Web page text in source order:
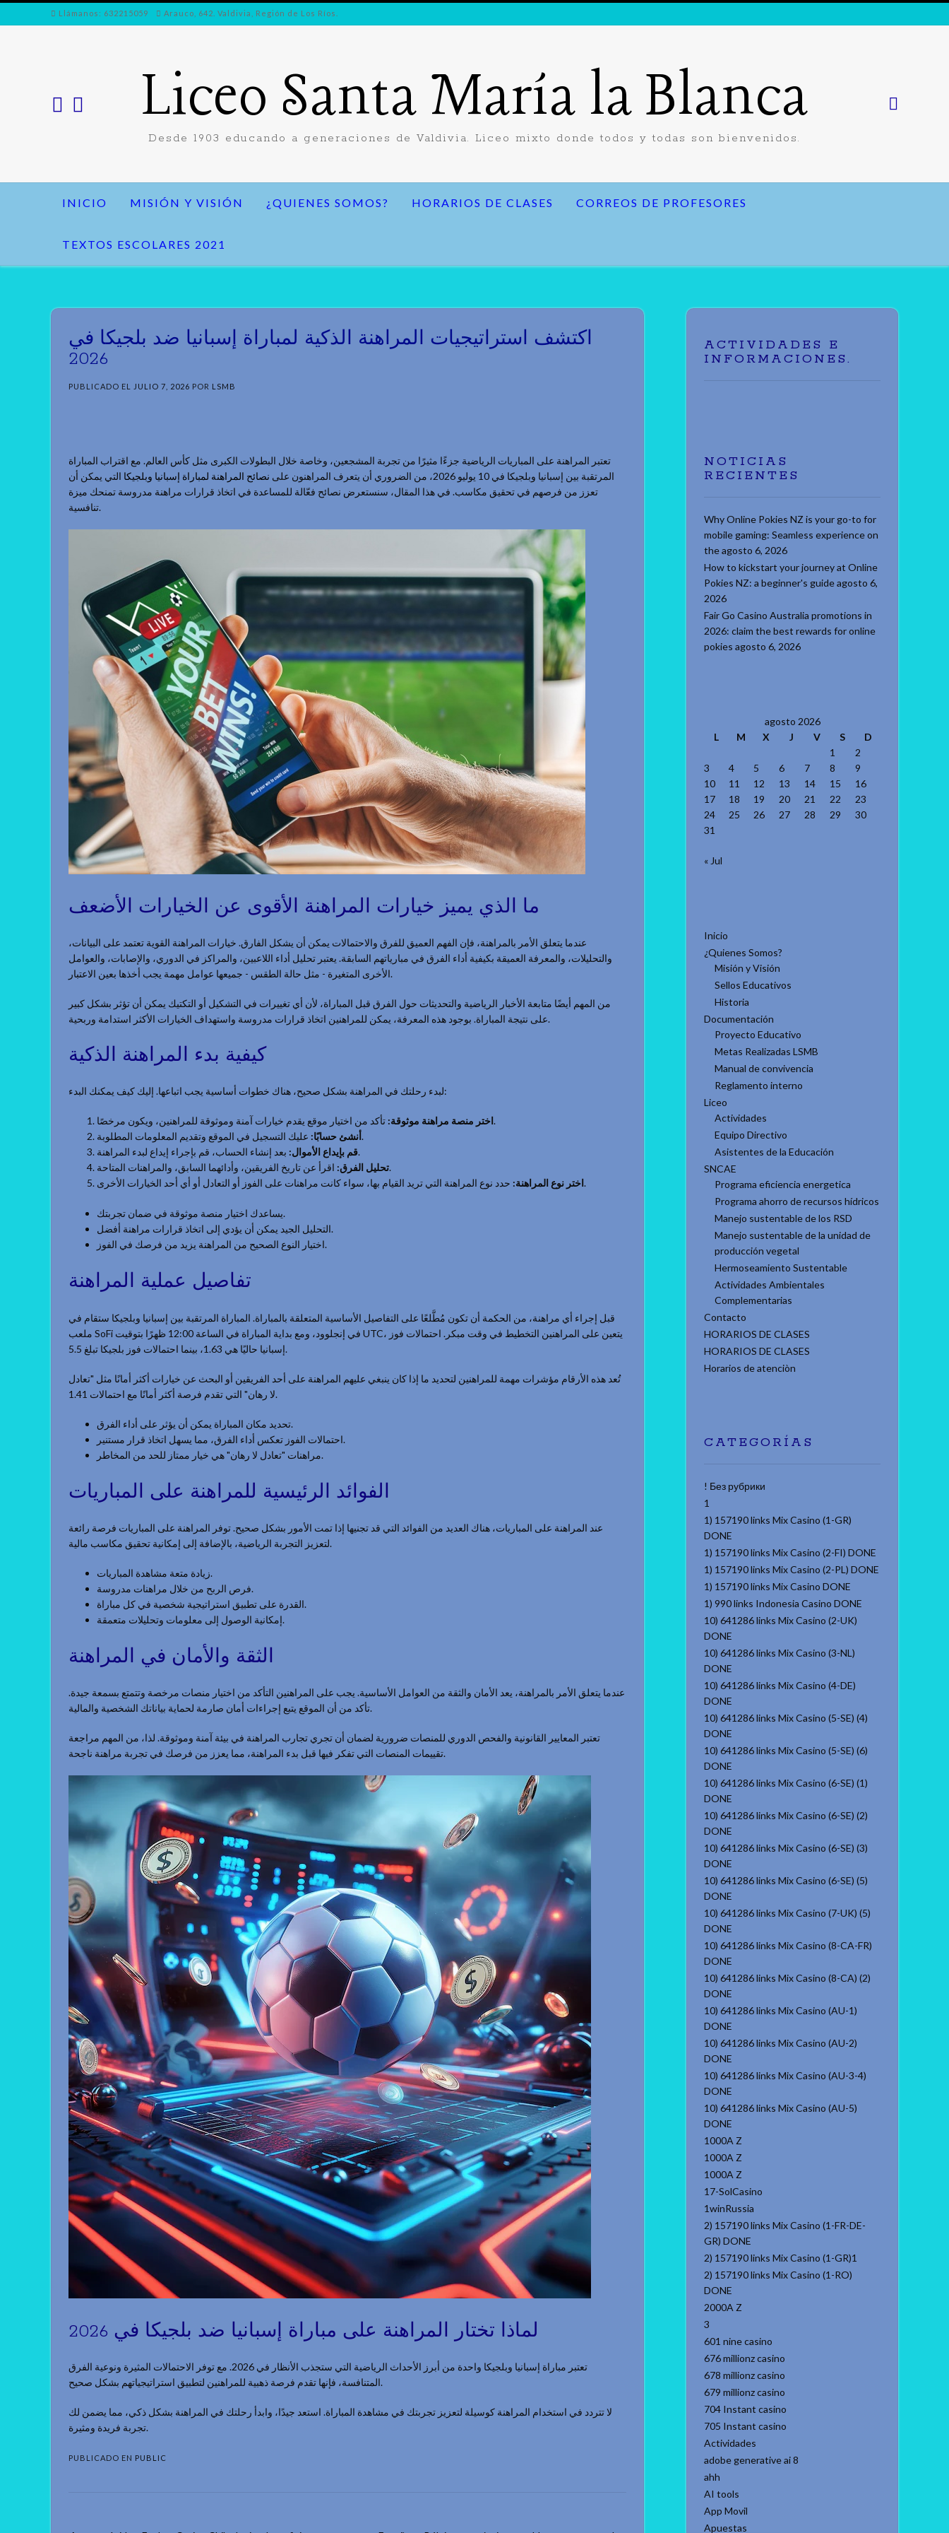
Ir
Llámanos: 632215059 Arauco, 642. Valdivia, Región de Los Ríos.
Liceo Santa María la Blanca
Desde 1903 educando a generaciones de Valdivia. Liceo mixto donde todos y todas son bienvenidos.
INICIO MISIÓN Y VISIÓN ¿QUIENES SOMOS? HORARIOS DE CLASES CORREOS DE PROFESORES
TEXTOS ESCOLARES 2021
اكتشف استراتيجيات المراهنة الذكية لمباراة إسبانيا ضد بلجيكا في
2026
PUBLICADO EL JULIO 7, 2026 POR LSMB
تعتبر المراهنة على المباريات الرياضية جزءًا مثيرًا من تجربة المشجعين، وخاصة خلال البطولات الكبرى مثل كأس العالم. مع اقتراب المباراة
المرتقبة بين إسبانيا وبلجيكا في 10 يوليو 2026، من الضروري أن يتعرف المراهنون على
نصائح المراهنة لمباراة إسبانيا وبلجيكا التي يمكن أن
تعزز من فرصهم في تحقيق مكاسب. في هذا المقال، سنستعرض نصائح فعّالة للمساعدة في اتخاذ قرارات مراهنة مدروسة تمنحك ميزة
تنافسية.
ما الذي يميز خيارات المراهنة الأقوى عن الخيارات الأضعف
عندما يتعلق الأمر بالمراهنة، فإن الفهم العميق للفرق والاحتمالات يمكن أن يشكل الفارق. خيارات المراهنة القوية تعتمد على البيانات،
والتحليلات، والمعرفة العميقة بكيفية أداء الفرق في مبارياتهم السابقة. يعتبر تحليل أداء اللاعبين، والمراكز في الدوري، والإصابات، والعوامل
الأخرى المتغيرة - مثل حالة الطقس - جميعها عوامل مهمة يجب أخذها بعين الاعتبار.
من المهم أيضًا متابعة الأخبار الرياضية والتحديثات حول الفرق قبل المباراة، لأن أي تغييرات في التشكيل أو التكتيك يمكن أن تؤثر بشكل كبير
على نتيجة المباراة. بوجود هذه المعرفة، يمكن للمراهنين اتخاذ قرارات مدروسة واستهداف الخيارات الأكثر استدامة وربحية.
كيفية بدء المراهنة الذكية
لبدء رحلتك في المراهنة بشكل صحيح، هناك خطوات أساسية يجب اتباعها. إليك كيف يمكنك البدء:
اختر منصة مراهنة موثوقة:تأكد من اختيار موقع يقدم خيارات آمنة وموثوقة للمراهنين، ويكون مرخصًا.
أنشئ حسابًا:عليك التسجيل في الموقع وتقديم المعلومات المطلوبة.
قم بإيداع الأموال:بعد إنشاء الحساب، قم بإجراء إيداع لبدء المراهنة.
تحليل الفرق:اقرأ عن تاريخ الفريقين، وأدائهما السابق، والمراهنات المتاحة.
اختر نوع المراهنة:حدد نوع المراهنة التي تريد القيام بها، سواء كانت مراهنات على الفوز أو التعادل أو أي أحد الخيارات الأخرى.
يساعدك اختيار منصة موثوقة في ضمان تجربتك.
التحليل الجيد يمكن أن يؤدي إلى اتخاذ قرارات مراهنة أفضل.
اختيار النوع الصحيح من المراهنة يزيد من فرصك في الفوز.
تفاصيل عملية المراهنة
قبل إجراء أي مراهنة، من الحكمة أن تكون مُطَّلعًا على التفاصيل الأساسية المتعلقة بالمباراة. المباراة المرتقبة بين إسبانيا وبلجيكا ستقام في
ملعب SoFi في إنجلوود، ومع بداية المباراة في الساعة 12:00 ظهرًا بتوقيت UTC، يتعين على المراهنين التخطيط في وقت مبكر. احتمالات فوز
إسبانيا حاليًا هي 1.63، بينما احتمالات فوز بلجيكا تبلغ 5.5.
تُعد هذه الأرقام مؤشرات مهمة للمراهنين لتحديد ما إذا كان ينبغي عليهم المراهنة على أحد الفريقين أو البحث عن خيارات أكثر أمانًا مثل "تعادل
لا رهان" التي تقدم فرصة أكثر أمانًا مع احتمالات 1.41.
تحديد مكان المباراة يمكن أن يؤثر على أداء الفرق.
احتمالات الفوز تعكس أداء الفرق، مما يسهل اتخاذ قرار مستنير.
مراهنات "تعادل لا رهان" هي خيار ممتاز للحد من المخاطر.
الفوائد الرئيسية للمراهنة على المباريات
عند المراهنة على المباريات، هناك العديد من الفوائد التي قد تجنيها إذا تمت الأمور بشكل صحيح. توفر المراهنة على المباريات فرصة رائعة
لتعزيز التجربة الرياضية، بالإضافة إلى إمكانية تحقيق مكاسب مالية.
زيادة متعة مشاهدة المباريات.
فرص الربح من خلال مراهنات مدروسة.
القدرة على تطبيق استراتيجية شخصية في كل مباراة.
إمكانية الوصول إلى معلومات وتحليلات متعمقة.
الثقة والأمان في المراهنة
عندما يتعلق الأمر بالمراهنة، يعد الأمان والثقة من العوامل الأساسية. يجب على المراهنين التأكد من اختيار منصات مرخصة وتتمتع بسمعة جيدة.
تأكد من أن الموقع يتبع إجراءات أمان صارمة لحماية بياناتك الشخصية والمالية.
تعتبر المعايير القانونية والفحص الدوري للمنصات ضرورية لضمان أن تجري تجارب المراهنة في بيئة آمنة وموثوقة. لذا، من المهم مراجعة
تقييمات المنصات التي تفكر فيها قبل بدء المراهنة، مما يعزز من فرصك في تجربة مراهنة ناجحة.
لماذا تختار المراهنة على مباراة إسبانيا ضد بلجيكا في 2026
تعتبر مباراة إسبانيا وبلجيكا واحدة من أبرز الأحداث الرياضية التي ستجذب الأنظار في 2026. مع توفر الاحتمالات المثيرة ونوعية الفرق
المتنافسة، فإنها تقدم فرصة ذهبية للمراهنين لتطبيق استراتيجياتهم بشكل صحيح.
لا تتردد في استخدام المراهنة كوسيلة لتعزيز تجربتك في مشاهدة المباراة. استعد جيدًا، وابدأ رحلتك في المراهنة بشكل ذكي، مما يضمن لك
تجربة فريدة ومثيرة.
PUBLICADO EN PUBLIC
ACTIVIDADES E
INFORMACIONES.
NOTICIAS
RECIENTES
Why Online Pokies NZ is your go-to for
mobile gaming: Seamless experience on
theagosto 6, 2026
How to kickstart your journey at Online
Pokies NZ: a beginner's guideagosto 6,
2026
Fair Go Casino Australia promotions in
2026: claim the best rewards for online
pokies agosto 6, 2026
agosto 2026
L
M X J V S
D
1
2
3
4 5 6 7 8
9
10
11 12 13 14 15
16
17
18 19 20 21 22
23
24
25 26 27 28 29
30
31
« Jul
Inicio
¿Quienes Somos?
Misión y Visión
Sellos Educativos
Historia
Documentación
Proyecto Educativo
Metas Realizadas LSMB
Manual de convivencia
Reglamento interno
Liceo
Actividades
Equipo Directivo
Asistentes de la Educación
SNCAE
Programa eficiencia energetica
Programa ahorro de recursos hídricos
Manejo sustentable de los RSD
Manejo sustentable de la unidad de
producción vegetal
Hermoseamiento Sustentable
Actividades Ambientales
Complementarias
Contacto
HORARIOS DE CLASES
HORARIOS DE CLASES
Horarios de atenciòn
CATEGORÍAS
! Без рубрики
1
1) 157190 links Mix Casino (1-GR)
DONE
1) 157190 links Mix Casino (2-FI) DONE
1) 157190 links Mix Casino (2-PL) DONE
1) 157190 links Mix Casino DONE
1) 990 links Indonesia Casino DONE
10) 641286 links Mix Casino (2-UK)
DONE
10) 641286 links Mix Casino (3-NL)
DONE
10) 641286 links Mix Casino (4-DE)
DONE
10) 641286 links Mix Casino (5-SE) (4)
DONE
10) 641286 links Mix Casino (5-SE) (6)
DONE
10) 641286 links Mix Casino (6-SE) (1)
DONE
10) 641286 links Mix Casino (6-SE) (2)
DONE
10) 641286 links Mix Casino (6-SE) (3)
DONE
10) 641286 links Mix Casino (6-SE) (5)
DONE
10) 641286 links Mix Casino (7-UK) (5)
DONE
10) 641286 links Mix Casino (8-CA-FR)
DONE
10) 641286 links Mix Casino (8-CA) (2)
DONE
10) 641286 links Mix Casino (AU-1)
DONE
10) 641286 links Mix Casino (AU-2)
DONE
10) 641286 links Mix Casino (AU-3-4)
DONE
10) 641286 links Mix Casino (AU-5)
DONE
1000A Z
1000A Z
1000A Z
17-SolCasino
1winRussia
2) 157190 links Mix Casino (1-FR-DE-
GR) DONE
2) 157190 links Mix Casino (1-GR)1
2) 157190 links Mix Casino (1-RO)
DONE
2000A Z
3
601 nine casino
676 millionz casino
678 millionz casino
679 millionz casino
704 Instant casino
705 Instant casino
Actividades
adobe generative ai 8
ahh
AI tools
App Movil
Apuestas